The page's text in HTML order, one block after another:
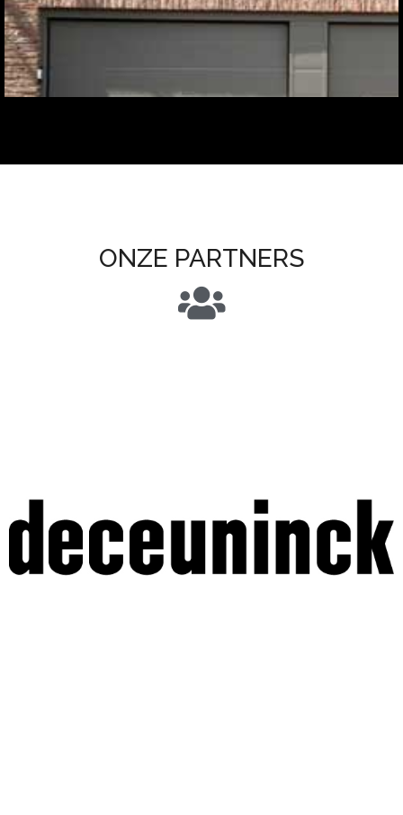
ONZE PARTNERS